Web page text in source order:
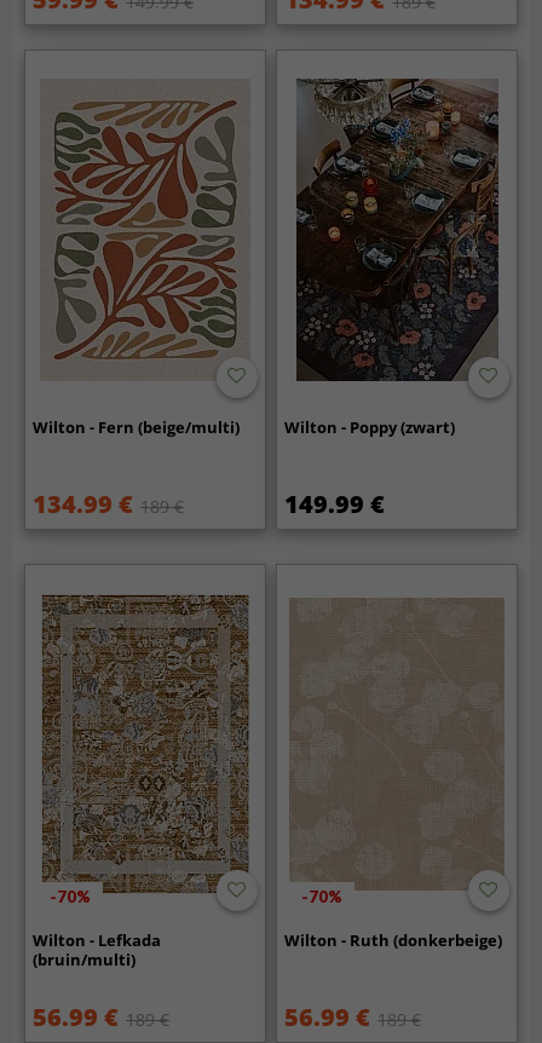
Wilton - Fern (beige/multi)
134.99 € 189 €
Wilton - Poppy (zwart)
149.99 €
-70%
Wilton - Lefkada
(bruin/multi)
56.99 € 189 €
-70%
Wilton - Ruth (donkerbeige)
56.99 € 189 €